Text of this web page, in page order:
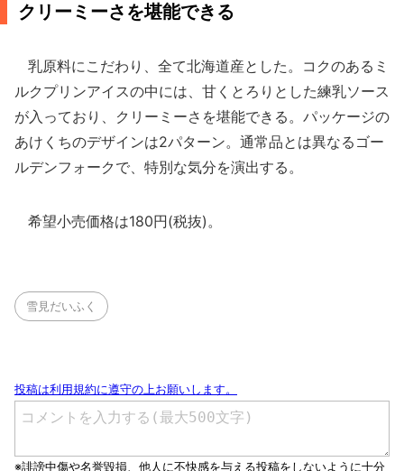
クリーミーさを堪能できる
乳原料にこだわり、全て北海道産とした。コクのあるミ
ルクプリンアイスの中には、甘くとろりとした練乳ソース
が入っており、クリーミーさを堪能できる。パッケージの
あけくちのデザインは2パターン。通常品とは異なるゴー
ルデンフォークで、特別な気分を演出する。
希望小売価格は180円(税抜)。
雪見だいふく